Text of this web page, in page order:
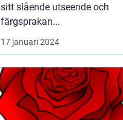
sitt slående utseende och
färgsprakan...
17 januari 2024